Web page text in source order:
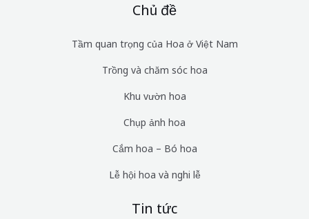
Chủ đề
Tầm quan trọng của Hoa ở Việt Nam
Trồng và chăm sóc hoa
Khu vườn hoa
Chụp ảnh hoa
Cắm hoa – Bó hoa
Lễ hội hoa và nghi lễ
Tin tức